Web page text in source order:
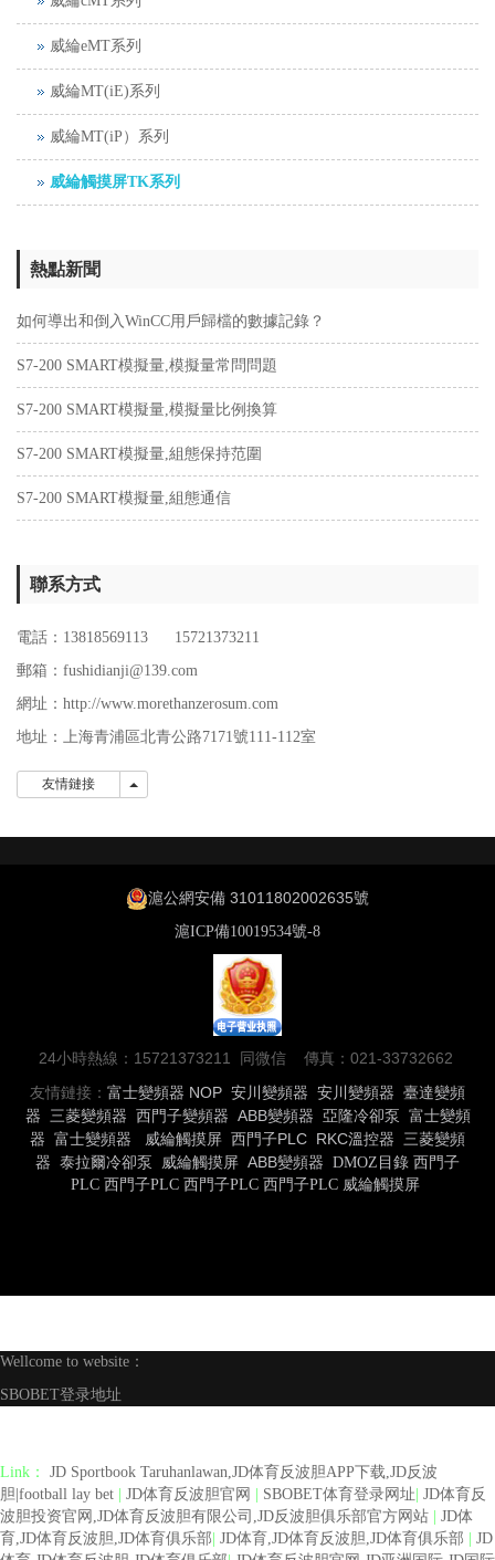
威綸eMT系列
威綸MT(iE)系列
威綸MT(iP）系列
威綸觸摸屏TK系列
熱點新聞
如何導出和倒入WinCC用戶歸檔的數據記錄？
S7-200 SMART模擬量,模擬量常問問題
S7-200 SMART模擬量,模擬量比例換算
S7-200 SMART模擬量,組態保持范圍
S7-200 SMART模擬量,組態通信
聯系方式
電話：13818569113 15721373211
郵箱：fushidianji@139.com
網址：http://www.morethanzerosum.com
地址：
上海青浦區北青公路7171號111-112室
友情鏈接 友情鏈接
滬公網安備 31011802002635號
滬ICP備10019534號-8
24小時熱線：15721373211 同微信 傳真：021-33732662
友情鏈接： 富士變頻器 NOP 安川變頻器 安川變頻器 臺達變頻
器 三菱變頻器 西門子變頻器 ABB變頻器 亞隆冷卻泵 富士變頻
器 富士變頻器 威綸觸摸屏 西門子PLC RKC溫控器 三菱變頻
器 泰拉爾冷卻泵 威綸觸摸屏 ABB變頻器 DMOZ目錄 西門子
PLC 西門子PLC 西門子PLC 西門子PLC 威綸觸摸屏
Wellcome to website：
SBOBET登录地址
Link： JD Sportbook Taruhanlawan,JD体育反波胆APP下载,JD反波
胆|football lay bet
JD体育反波胆官网 SBOBET体育登录网址 JD体育反
波胆投资官网,JD体育反波胆有限公司,JD反波胆俱乐部官方网站
JD体
育,JD体育反波胆,JD体育俱乐部 JD体育,JD体育反波胆,JD体育俱乐部
JD